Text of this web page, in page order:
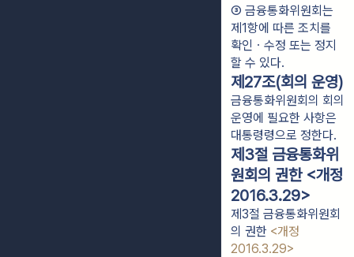
③ 금융통화위원회는
제1항에 따른 조치를
확인ㆍ수정 또는 정지
할 수 있다.
제27조(회의 운영)
금융통화위원회의 회의
운영에 필요한 사항은
대통령령으로 정한다.
제3절 금융통화위
원회의 권한 <개정
2016.3.29>
제3절 금융통화위원회
의 권한 <개정
2016.3.29>